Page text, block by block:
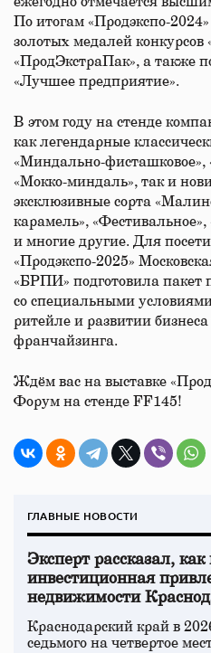
По итогам «Продэкспо-
золотых медалей
«ПродЭкстраПак», а также
«Лучшее предприятие».
В этом году на стенде
как легендарные
«Миндально-
«Мокко-миндаль», так и
эксклюзивные сорта
карамель»,
и многие другие. Для
«Продэкспо-2025»
«БРПИ» подготовила пакет
со специальными
ритейле и развитии бизнеса
франчайзинга.
Ждём вас на выставке
Форум на стенде FF145!
ГЛАВНЫЕ НОВОСТИ
Эксперт рассказал,
инвестиционная
недвижимости
Краснодарский край в
седьмого на четвертое